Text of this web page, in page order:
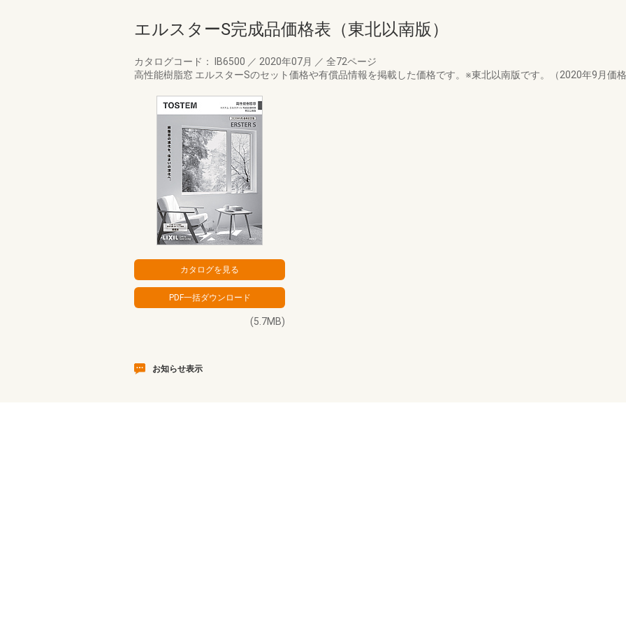
エルスターS完成品価格表（東北以南版）
カタログコード： IB6500 ／ 2020年07月 ／ 全72ページ
高性能樹脂窓 エルスターSのセット価格や有償品情報を掲載した価格です。※東北以南版です。（2020年9月価格
(5.7MB)
お知らせ表示